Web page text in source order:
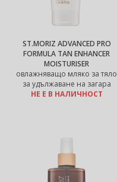
ST.MORIZ ADVANCED PRO
FORMULA TAN ENHANCER
MOISTURISER
овлажняващо мляко за тяло
за удължаване на загара
НЕ Е В НАЛИЧНОСТ